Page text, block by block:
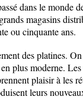
dans le monde
magasins
ou cinquante ans.
des platines.
plus moderne.
plaisir à les
leurs